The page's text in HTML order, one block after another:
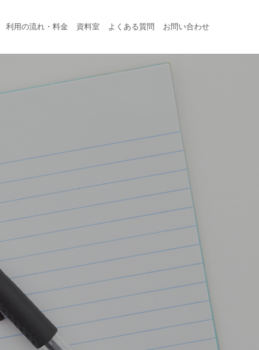
利用の流れ・料金 資料室 よくある質問 お問い合わせ